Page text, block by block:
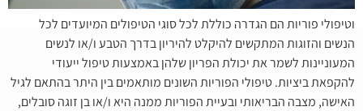
וטיפולי פוריות הם הגדרה כוללת לכל סוגי הטיפולים המיועדים לכל
הנשים והזוגות המתקשים להיקלט להיריון בדרך הטבע ו/או לנשים
המעוניינות לשמר את יכולת הפריון שלהן באמצעות טיפול ייעודי
להקפאת ביציות. טיפולי הפוריות השונים מותאמים בין היתר בהתאם לגיל
האישה, מצבה הבריאותי ובעיית הפוריות ממנה היא ו/או בן זוגה סובלים,